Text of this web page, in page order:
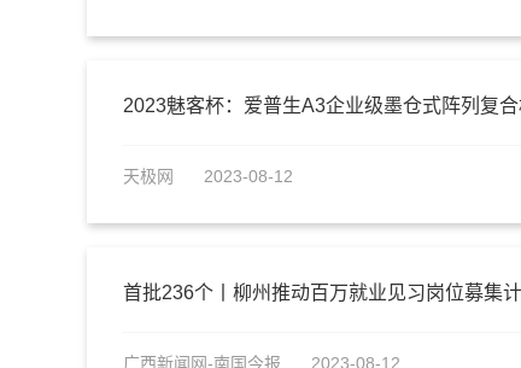
2023魅客杯：爱普生A3企业级墨仓式阵列复
天极网 2023-08-12
首批236个丨柳州推动百万就业见习岗位募集计
广西新闻网-南国今报 2023-08-12